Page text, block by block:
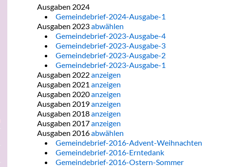
Ausgaben 2024
Gemeindebrief-2024-Ausgabe-1
Ausgaben 2023abwählen
Gemeindebrief-2023-Ausgabe-4
Gemeindebrief-2023-Ausgabe-3
Gemeindebrief-2023-Ausgabe-2
Gemeindebrief-2023-Ausgabe-1
Ausgaben 2022anzeigen
Ausgaben 2021 anzeigen
Ausgaben 2020anzeigen
Ausgaben 2019anzeigen
Ausgaben 2018anzeigen
Ausgaben 2017anzeigen
Ausgaben 2016abwählen
Gemeindebrief-2016-Advent-Weihnachten
Gemeindebrief-2016-Erntedank
Gemeindebrief-2016-Ostern-Sommer